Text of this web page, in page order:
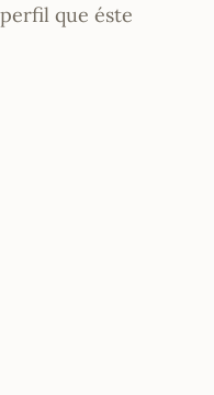
que éste